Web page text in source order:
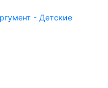
- Детские